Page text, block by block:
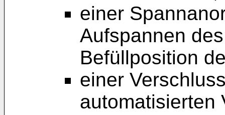
einer
Aufspannen
Befüllposition
einer
automatisierten